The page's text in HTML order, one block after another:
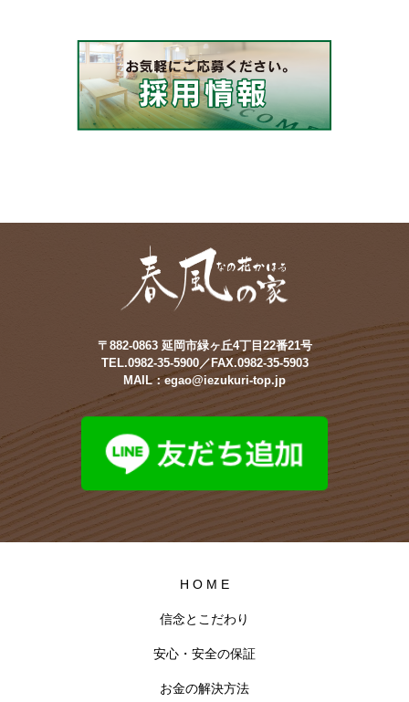
利行使については、下記に記載の個人情報の取得
事業者及び個人情報保護管理者にメールまたはお
電話でお問い合わせください。また、個人情報に
関する苦情及び相談等についても同様の窓口とな
ります。
とが出来なくなり、弊社サービスを利用すること
が出来なくなります。
〒882-0863 延岡市緑ヶ丘4丁目22番21号
TEL.0982-35-5900／FAX.0982-35-5903
MAIL：egao@iezukuri-top.jp
H O M E
信念とこだわり
安心・安全の保証
お金の解決方法